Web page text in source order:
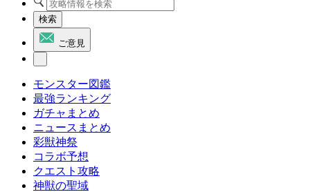
検索
ご意見
モンスター図鑑
最強ランキング
ガチャまとめ
ニュースまとめ
彩獣神祭
コラボ予想
クエスト攻略
神獣の聖域